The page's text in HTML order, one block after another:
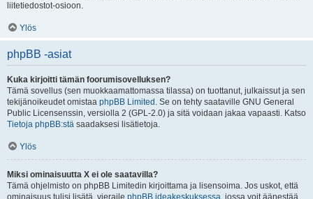
liitetiedostot-osioon.
Ylös
phpBB -asiat
Kuka kirjoitti tämän foorumisovelluksen?
Tämä sovellus (sen muokkaamattomassa tilassa) on tuottanut, julkaissut ja sen
tekijänoikeudet omistaa phpBB Limited . Se on tehty saataville GNU General
Public Licensenssin, versiolla 2 (GPL-2.0) ja sitä voidaan jakaa vapaasti. Katso
Tietoja phpBB:stä saadaksesi lisätietoja.
Ylös
Miksi ominaisuutta X ei ole saatavilla?
Tämä ohjelmisto on phpBB Limitedin kirjoittama ja lisensoima. Jos uskot, että
ominaisuus tulisi lisätä, vieraile phpBB ideakeskuksessa, jossa voit äänestää